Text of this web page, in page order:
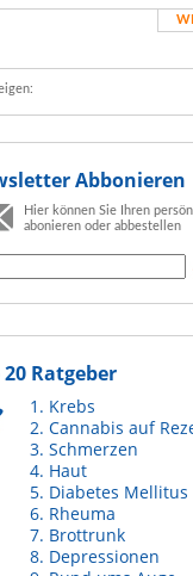
Abbonieren
Hier können Sie Ihren
abonieren oder abbestellen
20 Ratgeber
Krebs
Cannabis auf
Schmerzen
Haut
Diabetes Mellitus
Rheuma
Brottrunk
Depressionen